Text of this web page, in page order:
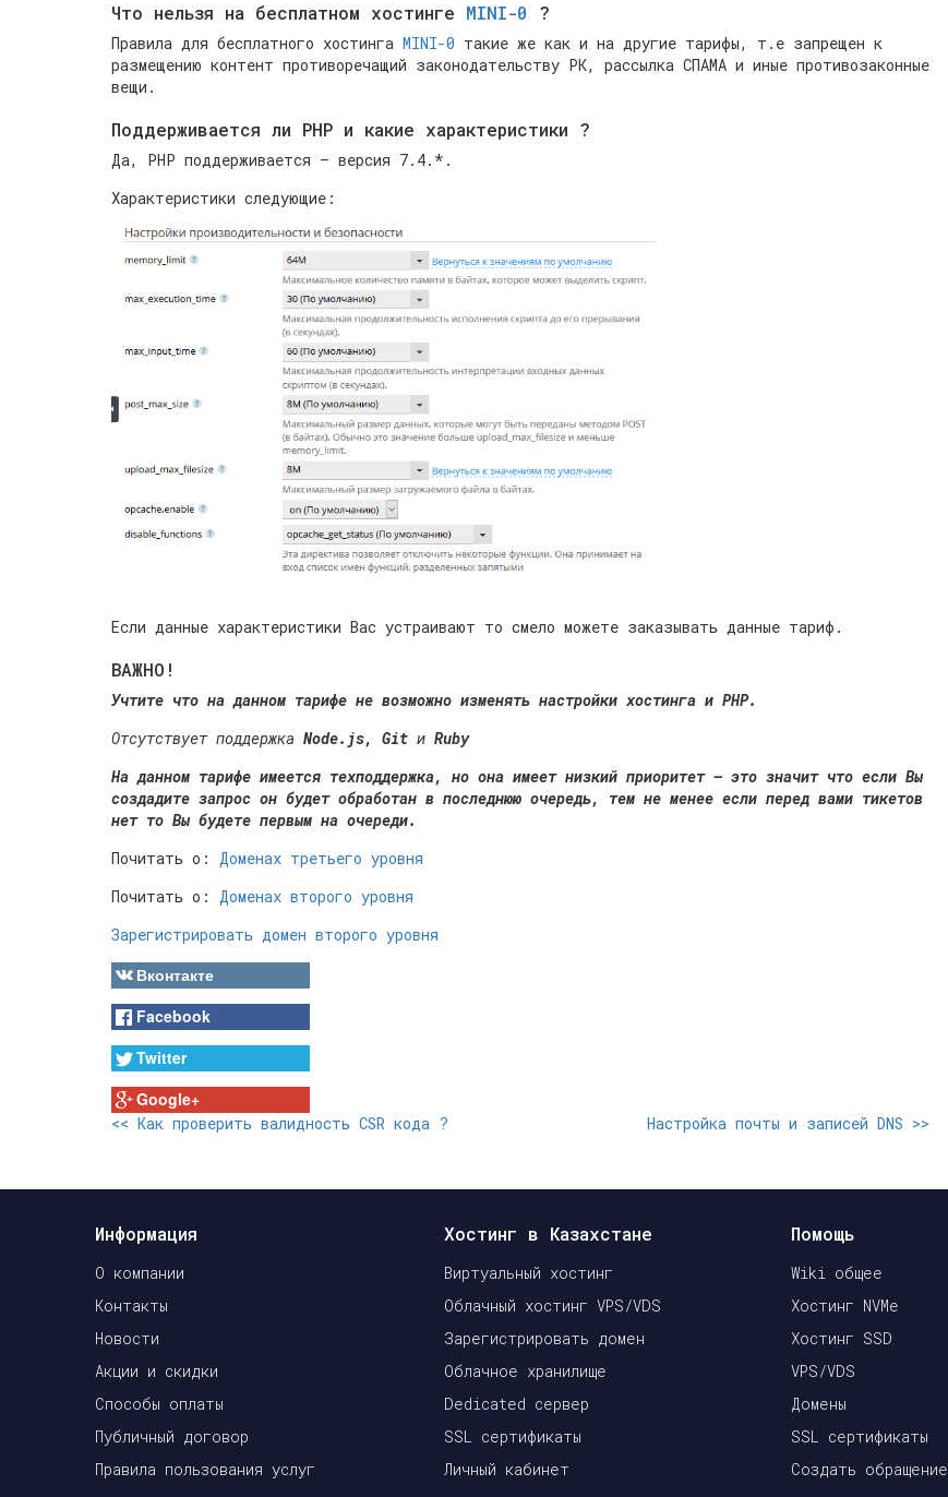
Что нельзя на бесплатном хостинге MINI-0 ?
Правила для бесплатного хостинга MINI-0 такие же как и на другие тарифы, т.е запрещен к
размещению контент противоречащий законодательству РК, рассылка СПАМА и иные противозаконные
вещи.
Поддерживается ли PHP и какие характеристики ?
Да, PHP поддерживается — версия 7.4.*.
Характеристики следующие:
Если данные характеристики Вас устраивают то смело можете заказывать данные тариф.
ВАЖНО!
Учтите что на данном тарифе не возможно изменять настройки хостинга и PHP.
Отсутствует поддержка Node.js, Git и Ruby
На данном тарифе имеется техподдержка, но она имеет низкий приоритет — это значит что если Вы
создадите запрос он будет обработан в последнюю очередь, тем не менее если перед вами тикетов
нет то Вы будете первым на очереди.
Почитать о: Доменах третьего уровня
Почитать о: Доменах второго уровня
Зарегистрировать домен второго уровня
Вконтакте
Facebook
Twitter
Google+
<< Как проверить валидность CSR кода ? Настройка почты и записей DNS >>
Информация
О компании
Контакты
Новости
Акции и скидки
Способы оплаты
Публичный договор
Правила пользования услуг
Хостинг в Казахстане
Виртуальный хостинг
Облачный хостинг VPS/VDS
Зарегистрировать домен
Облачное хранилище
Dedicated сервер
SSL сертификаты
Личный кабинет
Помощь
Wiki общее
Хостинг NVMe
Хостинг SSD
VPS/VDS
Домены
SSL сертификаты
Создать обращение